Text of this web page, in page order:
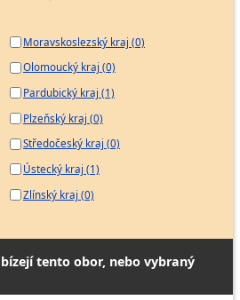
Moravskoslezský kraj (0)
Olomoucký kraj (0)
Pardubický kraj (1)
Plzeňský kraj (0)
Středočeský kraj (0)
Ústecký kraj (1)
Zlínský kraj (0)
tento obor, nebo vybraný